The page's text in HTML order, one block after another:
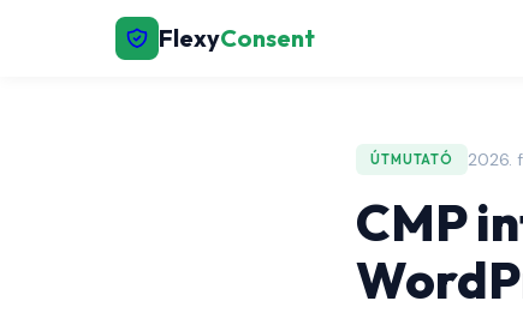
FlexyConsent
ÚTMUTATÓ 2026.
CMP